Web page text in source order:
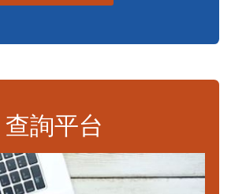
查詢平台